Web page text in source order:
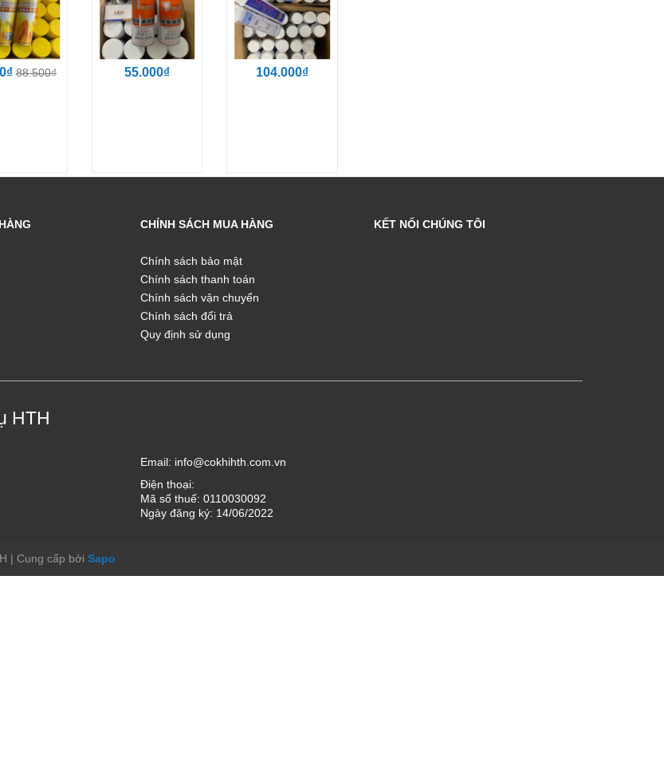
88.500₫ 55.000₫ 104.000₫
CHÍNH SÁCH MUA HÀNG
Chính sách bảo mật
Chính sách thanh toán
Chính sách vận chuyển
Chính sách đổi trả
Quy định sử dụng
KẾT NỐI CHÚNG TÔI
HTH
Email: info@cokhihth.com.vn
Điện thoại:
Mã số thuế: 0110030092
Ngày đăng ký: 14/06/2022
| Cung cấp bởi Sapo